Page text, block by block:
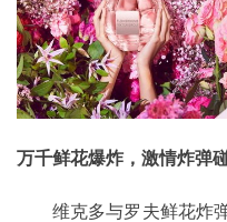
万千鲜花爆炸，激情炸弹
维克多与罗夫鲜花炸弹